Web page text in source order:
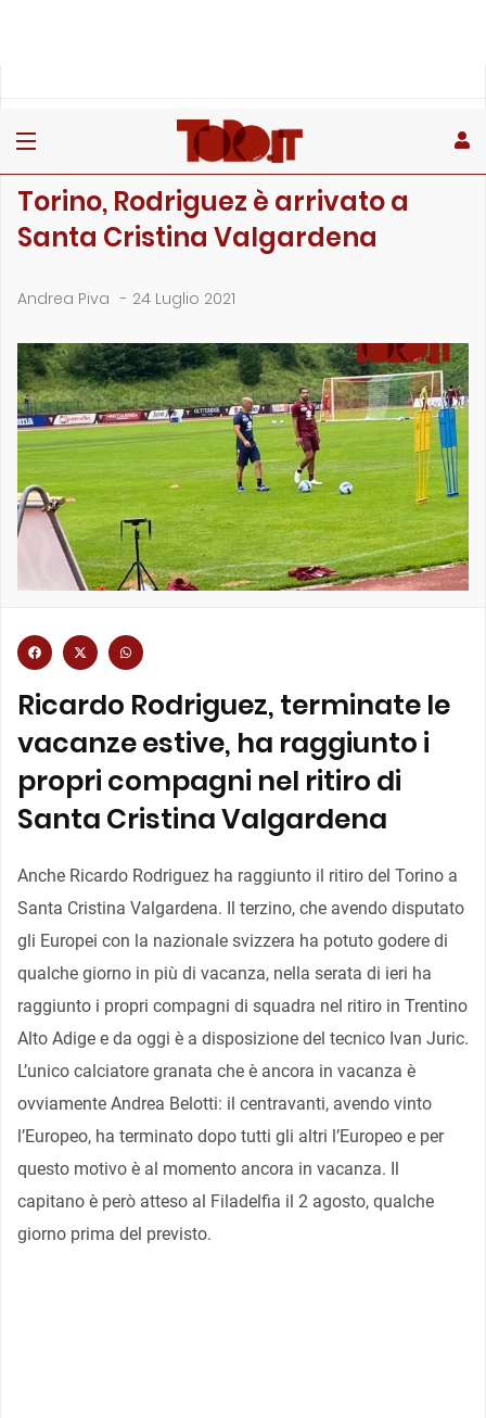
Torino, Rodriguez è arrivato a
Santa Cristina Valgardena
Andrea Piva - 24 Luglio 2021
Ricardo Rodriguez, terminate le
vacanze estive, ha raggiunto i
propri compagni nel ritiro di
Santa Cristina Valgardena
Anche Ricardo Rodriguez ha raggiunto il ritiro del Torino a
Santa Cristina Valgardena. Il terzino, che avendo disputato
gli Europei con la nazionale svizzera ha potuto godere di
qualche giorno in più di vacanza, nella serata di ieri ha
raggiunto i propri compagni di squadra nel ritiro in Trentino
Alto Adige e da oggi è a disposizione del tecnico Ivan Juric.
L’unico calciatore granata che è ancora in vacanza è
ovviamente Andrea Belotti: il centravanti, avendo vinto
l’Europeo, ha terminato dopo tutti gli altri l’Europeo e per
questo motivo è al momento ancora in vacanza. Il
capitano è però atteso al Filadelfia il 2 agosto, qualche
giorno prima del previsto.